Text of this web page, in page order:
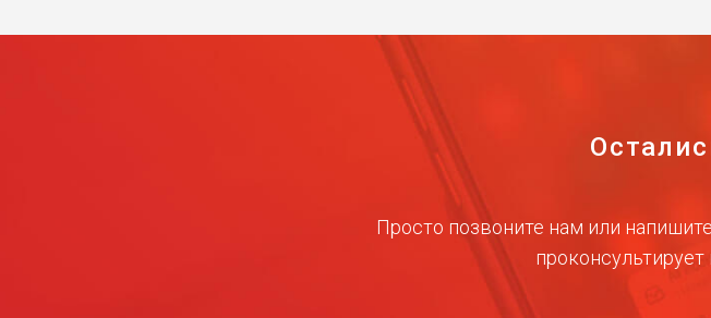
Просто позвоните нам или